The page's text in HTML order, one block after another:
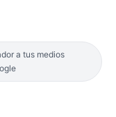
a tus medios